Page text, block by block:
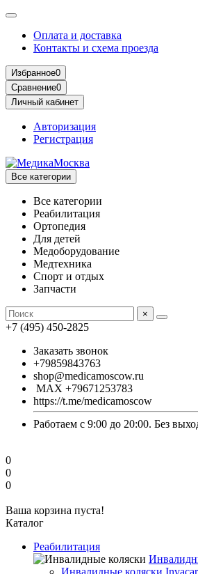
Оплата и доставка
Контакты и схема проезда
Избранное0
Сравнение0
Личный кабинет
Авторизация
Регистрация
Все категории
Все категории
Реабилитация
Ортопедия
Для детей
Медоборудование
Mедтехника
Спорт и отдых
Запчасти
×
+7 (495) 450-2825
Заказать звонок
+79859843763
shop@medicamoscow.ru
MAX +79671253783
https://t.me/medicamoscow
Работаем с 9:00 до 20:00. Без
0
0
0
Ваша корзина пуста!
Каталог
Реабилитация
Инвалидные коляски